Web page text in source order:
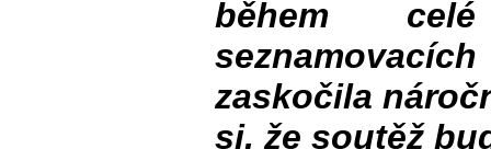
během
zaskočila
si, že soutěž